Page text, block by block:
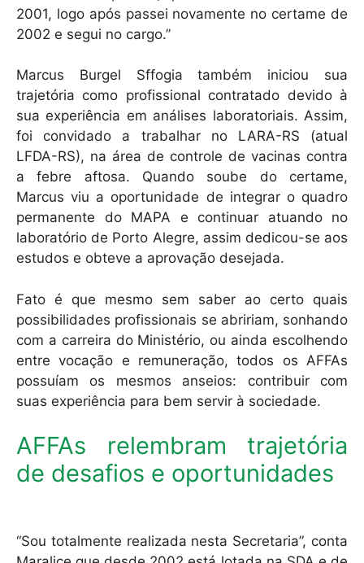
2001, logo após passei novamente no certame de
2002 e segui no cargo.”
Marcus Burgel Sffogia também iniciou sua
trajetória como profissional contratado devido à
sua experiência em análises laboratoriais. Assim,
foi convidado a trabalhar no LARA-RS (atual
LFDA-RS), na área de controle de vacinas contra
a febre aftosa. Quando soube do certame,
Marcus viu a oportunidade de integrar o quadro
permanente do MAPA e continuar atuando no
laboratório de Porto Alegre, assim dedicou-se aos
estudos e obteve a aprovação desejada.
Fato é que mesmo sem saber ao certo quais
possibilidades profissionais se abririam, sonhando
com a carreira do Ministério, ou ainda escolhendo
entre vocação e remuneração, todos os AFFAs
possuíam os mesmos anseios: contribuir com
suas experiência para bem servir à sociedade.
AFFAs relembram trajetória
de desafios e oportunidades
“Sou totalmente realizada nesta Secretaria”, conta